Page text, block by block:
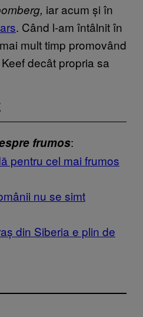
iar acum și în
. Când l-am întâlnit în
mult timp promovând
decât propria sa
frumos:
pentru cel mai frumos
nu se simt
din Siberia e plin de